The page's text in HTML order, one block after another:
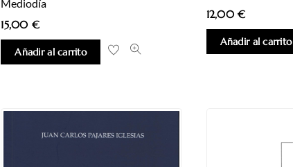
Mediodía
15,00€
Añadir al carrito
12,00€
Añadir al carrito